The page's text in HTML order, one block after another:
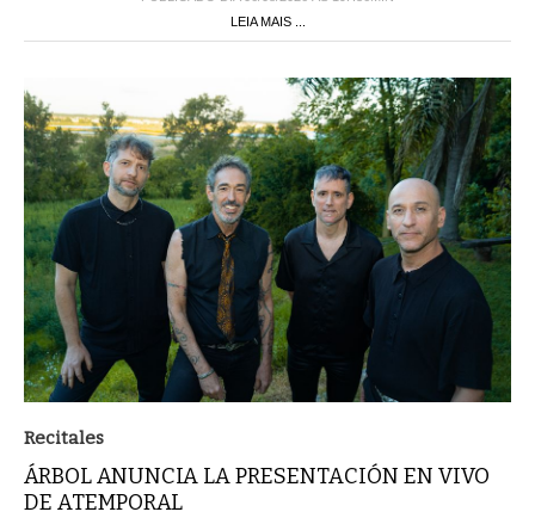
LEIA MAIS ...
Recitales
ÁRBOL ANUNCIA LA PRESENTACIÓN EN VIVO
DE ATEMPORAL